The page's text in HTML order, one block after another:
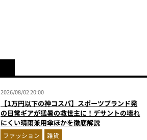
2026/08/02 20:00
【1万円以下の神コスパ】スポーツブランド発
の日常ギアが猛暑の救世主に！デサントの壊れ
にくい晴雨兼用傘ほかを徹底解説
ファッション 雑貨